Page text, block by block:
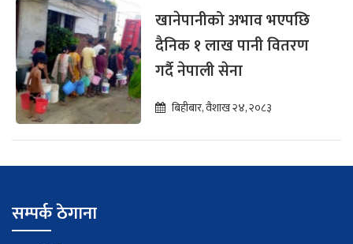
खानेपानीको अभाव भएपछि
दैनिक १ लाख पानी वितरण
गर्दै नेपाली सेना
बिहीबार, वैशाख २४, २०८३
सम्पर्क ठेगाना